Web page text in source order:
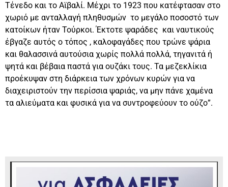
Τένεδο και το Αϊβαλί. Μέχρι το 1923 που κατέφτασαν στο
χωριό με ανταλλαγή πληθυσμών το μεγάλο ποσοστό των
κατοίκων ήταν Τούρκοι. Έκτοτε ψαράδες και ναυτικούς
έβγαζε αυτός ο τόπος , καλοφαγάδες που τρώνε ψάρια
και θαλασσινά αυτούσια χωρίς πολλά πολλά, τηγανιτά ή
ψητά και βέβαια παστά για ουζάκι τους. Τα μεζεκλίκια
προέκυψαν στη διάρκεια των χρόνων κυρών για να
διαχειριστούν την περίσσια ψαριάς, να μην πάνε χαμένα
τα αλιεύματα και φυσικά για να συντροφεύουν το ούζο”.